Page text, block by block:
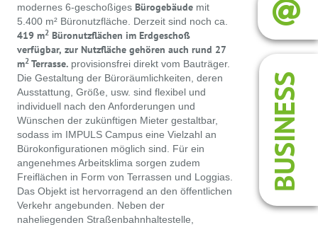
modernes 6-geschoßiges Bürogebäude mit
5.400 m² Büronutzfläche. Derzeit sind noch ca.
419 m2 Büronutzflächen im Erdgeschoß
verfügbar, zur Nutzfläche gehören auch rund 27
m2 Terrasse. provisionsfrei direkt vom Bauträger.
Die Gestaltung der Büroräumlichkeiten, deren
Ausstattung, Größe, usw. sind flexibel und
individuell nach den Anforderungen und
Wünschen der zukünftigen Mieter gestaltbar,
sodass im IMPULS Campus eine Vielzahl an
Bürokonfigurationen möglich sind. Für ein
angenehmes Arbeitsklima sorgen zudem
Freiflächen in Form von Terrassen und Loggias.
Das Objekt ist hervorragend an den öffentlichen
Verkehr angebunden. Neben der
naheliegenden Straßenbahnhaltestelle,
BUSINESS